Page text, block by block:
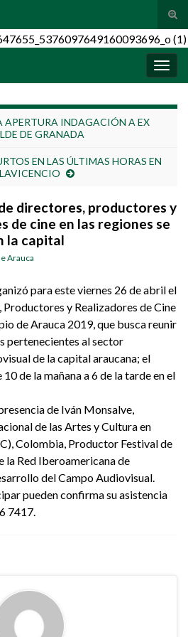
APERTURA INDAGACIÓN A EX
DE GRANADA
EN LAS ÚLTIMAS HORAS EN
directores, productores y
de cine en las regiones se
la capital
Arauca
para este viernes 26 de abril el
y Realizadores de Cine
de Arauca 2019, que busca reunir
pertenecientes al sector
de la capital araucana; el
de la mañana a 6 de la tarde en el
de Iván Monsalve,
de las Artes y Cultura en
Colombia, Productor Festival de
la Red Iberoamericana de
del Campo Audiovisual.
pueden confirma su asistencia
7417.